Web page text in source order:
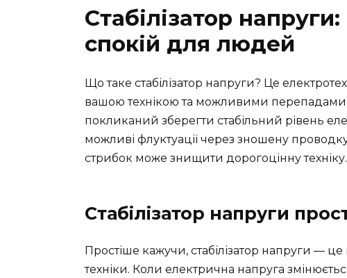
Стабілізатор
спокій для людей
Що таке стабілізатор напруги? Це
вашою технікою та можливими перепадами
покликаний зберегти стабільний рівень
можливі флуктуації через зношену
стрибок може знищити дорогоцінну техніку.
Стабілізатор напруги
Простіше кажучи, стабілізатор напруги —
техніки. Коли електрична напруга